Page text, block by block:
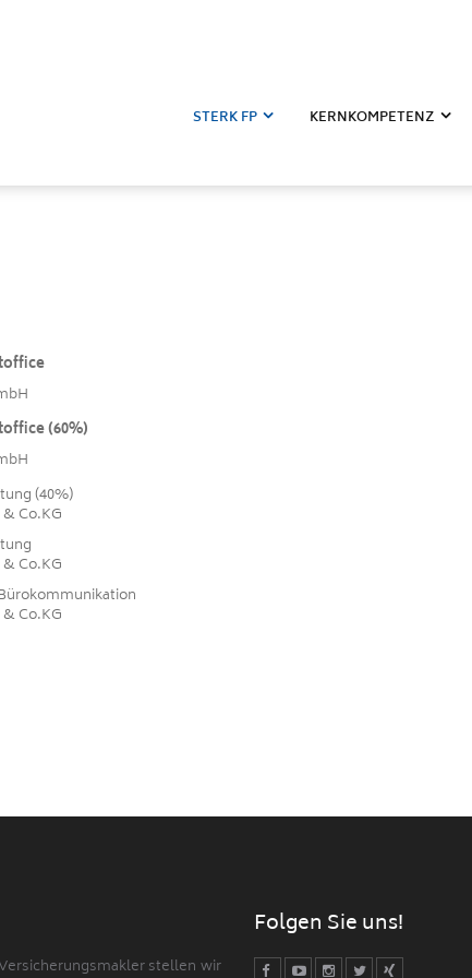
STERK FP KERNKOMPETENZ
(60%)
(40%)
Co.KG
Co.KG
Co.KG
stellen wir
Folgen Sie uns!